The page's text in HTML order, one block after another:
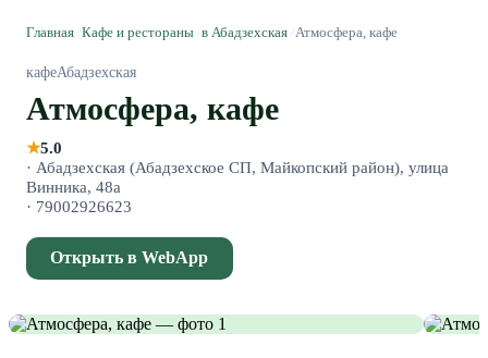
Главная Кафе и рестораны в Абадзехская Атмосфера, кафе
кафеАбадзехская
Атмосфера, кафе
★5.0
· Абадзехская (Абадзехское СП, Майкопский район), улица
Винника, 48а
· 79002926623
Открыть в WebApp